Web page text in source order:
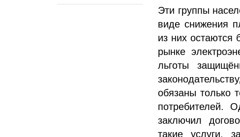
Эти группы
виде снижения
из них остаются
рынке
льготы
обязаны только
потребителей.
заключил
такие услуги,